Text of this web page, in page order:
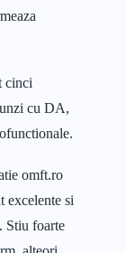
cinci
cu DA,
omft.ro
excelente si
Stiu foarte